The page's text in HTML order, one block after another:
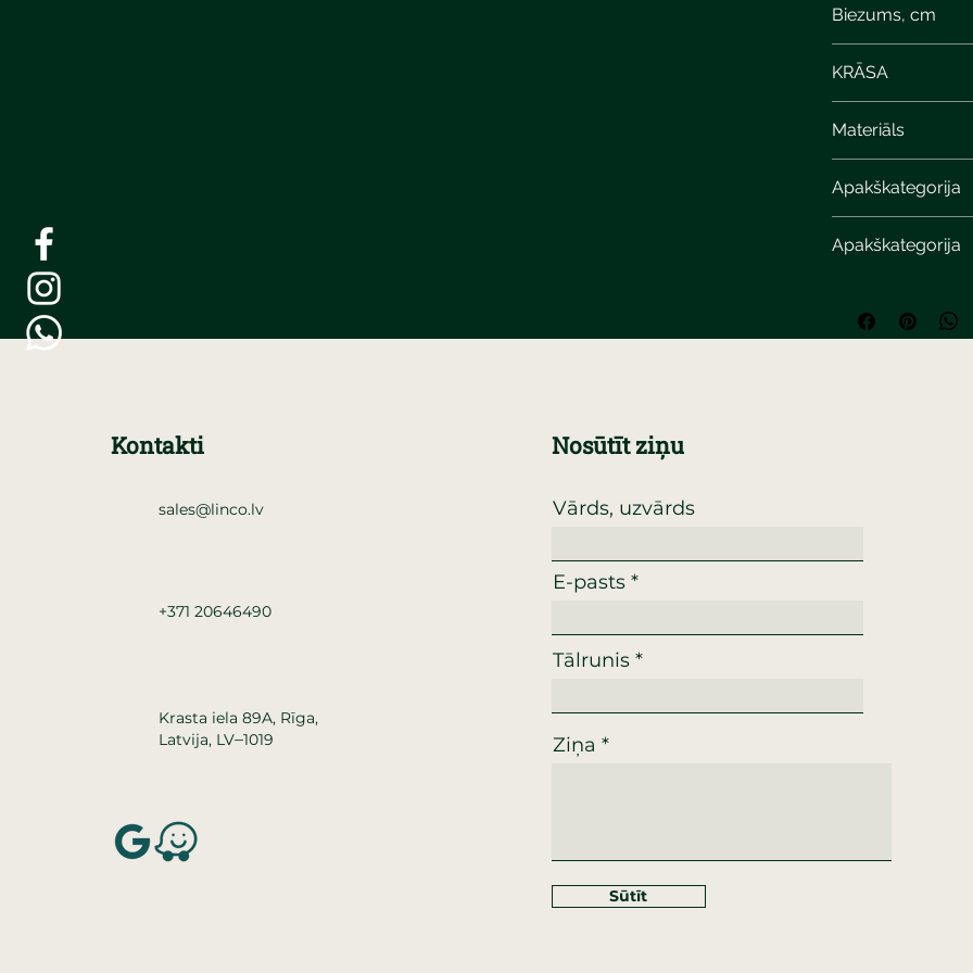
Biezums, cm
KRĀSA
Materiāls
Apakškategorija
Apakškategorija
Kontakti
sales@linco.lv
+371 20646490
Krasta iela 89A, Rīga,
Latvija, LV–1019
Nosūtīt ziņu
Vārds, uzvārds
E-pasts
Tālrunis
Ziņa
Sūtīt